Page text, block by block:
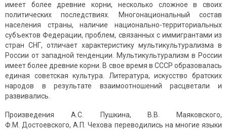
имеет более древние корни, несколько сложное в своих
политических последствиях. Многонациональный состав
населения страны, наличие национально-территориальных
субъектов Федерации, проблем, связанных с иммигрантами из
стран СНГ, отличает характеристику мульти­культурализма в
России от западной тенденции. Мультикультурализм в России
имеет более древние корни. В свое время в СССР образовалась
единая советская культура. Литература, искусство братских
народов в результате взаимоотношений расцветали и
развивались.
Произведения А.С. Пушкина, В.В. Маяковского,
Ф.М. Достоевского, А.П. Чехова переводились на многие языки